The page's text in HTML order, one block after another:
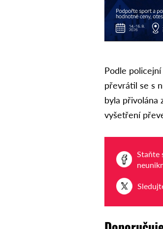
Podle
převrátil se s
byla přivolána
vyšetření
Staňte